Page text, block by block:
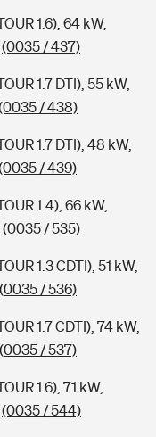
deine Kids
1.6), 64 kW,
(0035 / 437)
1.7 DTI), 55 kW,
/ 438)
1.7 DTI), 48 kW,
/ 439)
1.4), 66 kW,
(0035 / 535)
1.3 CDTI), 51 kW,
(0035 / 536)
1.7 CDTI), 74 kW,
(0035 / 537)
1.6), 71 kW,
(0035 / 544)